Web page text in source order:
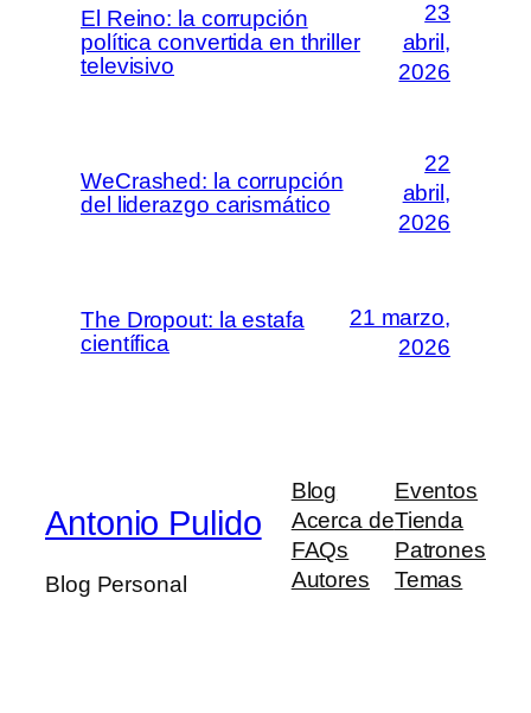
El Reino: la corrupción
política convertida en thriller
televisivo
23
abril,
2026
WeCrashed: la corrupción
del liderazgo carismático
22
abril,
2026
The Dropout: la estafa
científica
21 marzo,
2026
Antonio Pulido
Blog Personal
Blog
Acerca de
FAQs
Autores
Eventos
Tienda
Patrones
Temas